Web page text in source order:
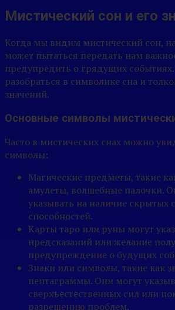
Мистический сон и его
Когда мы видим мистический сон,
может пытаться передать нам
предупредить о грядущих
разобраться в символике сна и
значений.
Основные символы
Часто в мистических снах можно
символы:
Магические предметы, такие
амулеты, волшебные палочки.
указывать на наличие скрытых
способностей.
Карты таро или руны могут
предсказаний или желание
предупреждение о будущих
Знаки или символы, такие как
пентаграммы. Они могут
сверхъестественных сил или
разрешению проблем.